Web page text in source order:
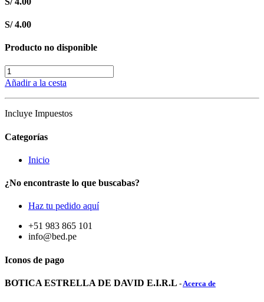
S/4.00
Producto no disponible
Añadir a la cesta
Incluye Impuestos
Categorías
Inicio
¿No encontraste lo que buscabas?
Haz tu pedido aquí
+51 983 865 101
info@bed.pe
Iconos de pago
BOTICA ESTRELLA DE DAVID E.I.R.L - Acerca de